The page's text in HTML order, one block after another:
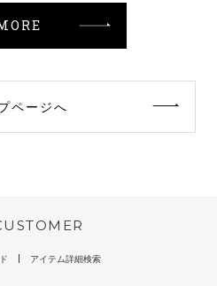
ページへ
アイテム詳細検索